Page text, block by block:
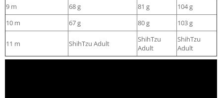
9 m
68 g 81 g
104 g
10 m
67 g 80 g 103 g
11 m ShihTzu Adult
ShihTzu
Adult
ShihTzu
Adult